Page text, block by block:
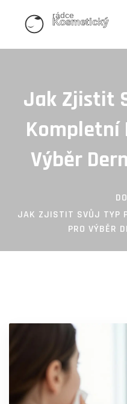
Jak Zjistit
Kompletní
Výběr
JAK ZJISTIT SVŮJ TYP
PRO VÝBĚR